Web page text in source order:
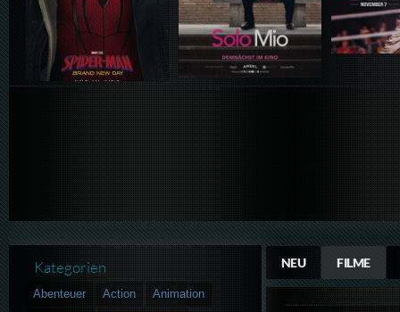
NEU FILME
Kategorien
Abenteuer Action
Animation